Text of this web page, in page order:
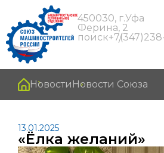
450030, г.Уфа
Ферина, 2
поиск
Новости Новости Союза
13.01.2025
«Ёлка желаний»